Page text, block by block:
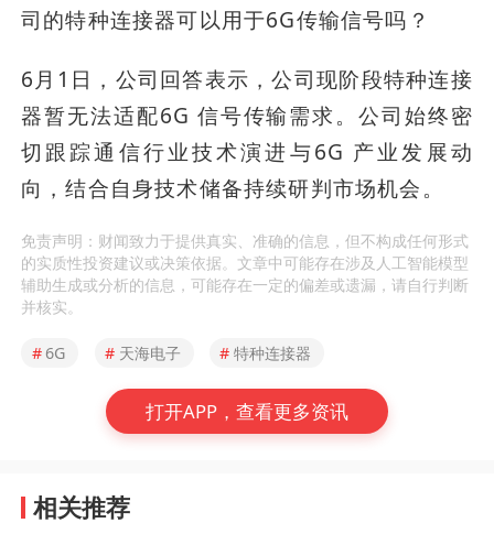
司的特种连接器可以用于6G传输信号吗？
6月1日，公司回答表示，公司现阶段特种连接
器暂无法适配6G 信号传输需求。公司始终密
切跟踪通信行业技术演进与6G 产业发展动
向，结合自身技术储备持续研判市场机会。
免责声明：财闻致力于提供真实、准确的信息，但不构成任何形式
的实质性投资建议或决策依据。文章中可能存在涉及人工智能模型
辅助生成或分析的信息，可能存在一定的偏差或遗漏，请自行判断
并核实。
# 6G # 天海电子 # 特种连接器
打开APP，查看更多资讯
相关推荐